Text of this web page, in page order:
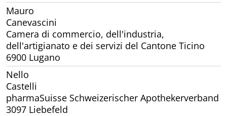
Mauro
Canevascini
Camera di commercio, dell'industria,
dell'artigianato e dei servizi del Cantone Ticino
6900 Lugano
Nello
Castelli
pharmaSuisse Schweizerischer Apothekerverband
3097 Liebefeld